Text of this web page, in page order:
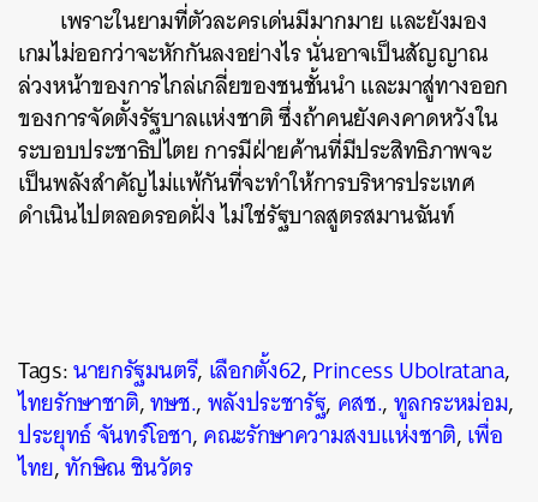
เพราะในยามที่ตัวละครเด่นมีมากมาย และยังมอง
เกมไม่ออกว่าจะหักกันลงอย่างไร นั่นอาจเป็นสัญญาณ
ล่วงหน้าของการไกล่เกลี่ยของชนชั้นนำ และมาสู่ทางออก
ของการจัดตั้งรัฐบาลแห่งชาติ ซึ่งถ้าคนยังคงคาดหวังใน
ระบอบประชาธิปไตย การมีฝ่ายค้านที่มีประสิทธิภาพจะ
เป็นพลังสำคัญไม่แพ้กันที่จะทำให้การบริหารประเทศ
ดำเนินไปตลอดรอดฝั่ง ไม่ใช่รัฐบาลสูตรสมานฉันท์
Tags:นายกรัฐมนตรี, เลือกตั้ง62,Princess Ubolratana,
ไทยรักษาชาติ,ทษช.,พลังประชารัฐ, คสช.,ทูลกระหม่อม,
ประยุทธ์ จันทร์โอชา,คณะรักษาความสงบแห่งชาติ,เพื่อ
ไทย,ทักษิณ ชินวัตร